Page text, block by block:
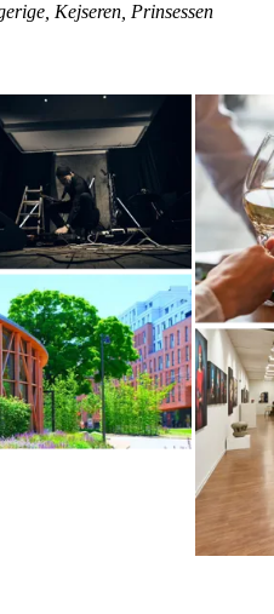
Kejseren, Prinsessen